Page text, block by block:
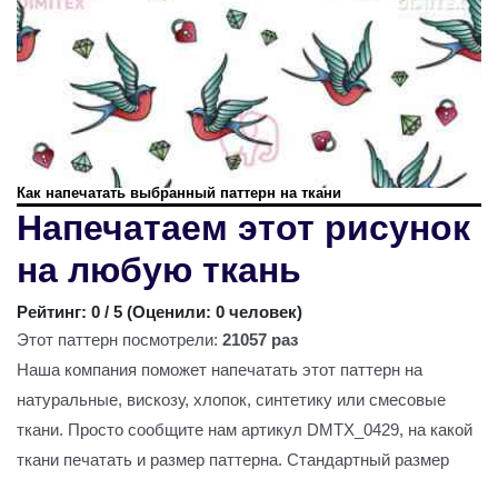
Как напечатать выбранный паттерн на ткани
Напечатаем этот рисунок
на любую ткань
Рейтинг: 0 / 5 (Оценили: 0 человек)
Этот паттерн посмотрели: 21057 раз
Наша компания поможет напечатать этот паттерн на
натуральные, вискозу, хлопок, синтетику или смесовые
ткани. Просто сообщите нам артикул DMTX_0429, на какой
ткани печатать и размер паттерна. Стандартный размер